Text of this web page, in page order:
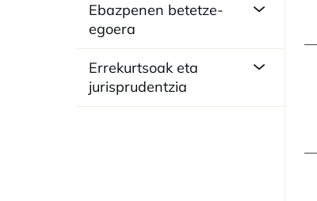
Ebazpenen betetze-
egoera
Errekurtsoak eta
jurisprudentzia